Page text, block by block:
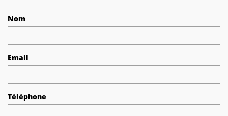
Nom
Email
Téléphone